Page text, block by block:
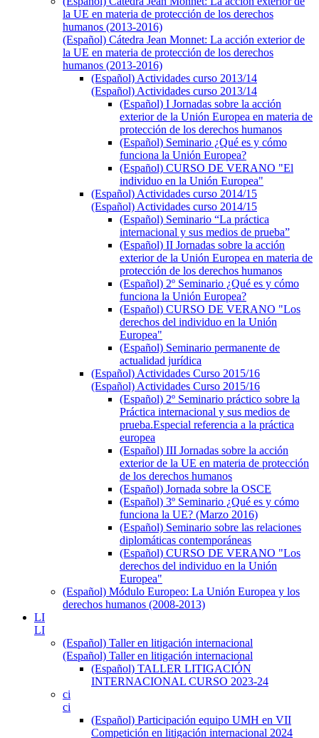
la UE en materia de protección de los derechos
humanos (2013-2016)
(Español) Cátedra Jean Monnet: La acción exterior de
la UE en materia de protección de los derechos
humanos (2013-2016)
(Español) Actividades curso 2013/14
(Español) Actividades curso 2013/14
(Español) I Jornadas sobre la acción
exterior de la Unión Europea en materia de
protección de los derechos humanos
(Español) Seminario ¿Qué es y cómo
funciona la Unión Europea?
(Español) CURSO DE VERANO "El
individuo en la Unión Europea"
(Español) Actividades curso 2014/15
(Español) Actividades curso 2014/15
(Español) Seminario “La práctica
internacional y sus medios de prueba”
(Español) II Jornadas sobre la acción
exterior de la Unión Europea en materia de
protección de los derechos humanos
(Español) 2º Seminario ¿Qué es y cómo
funciona la Unión Europea?
(Español) CURSO DE VERANO "Los
derechos del individuo en la Unión
Europea"
(Español) Seminario permanente de
actualidad jurídica
(Español) Actividades Curso 2015/16
(Español) Actividades Curso 2015/16
(Español) 2º Seminario práctico sobre la
Práctica internacional y sus medios de
prueba.Especial referencia a la práctica
europea
(Español) III Jornadas sobre la acción
exterior de la UE en materia de protección
de los derechos humanos
(Español) Jornada sobre la OSCE
(Español) 3º Seminario ¿Qué es y cómo
funciona la UE? (Marzo 2016)
(Español) Seminario sobre las relaciones
diplomáticas contemporáneas
(Español) CURSO DE VERANO "Los
derechos del individuo en la Unión
Europea"
(Español) Módulo Europeo: La Unión Europea y los
derechos humanos (2008-2013)
LI
LI
(Español) Taller en litigación internacional
(Español) Taller en litigación internacional
(Español) TALLER LITIGACIÓN
INTERNACIONAL CURSO 2023-24
ci
ci
(Español) Participación equipo UMH en VII
Competición en litigación internacional 2024